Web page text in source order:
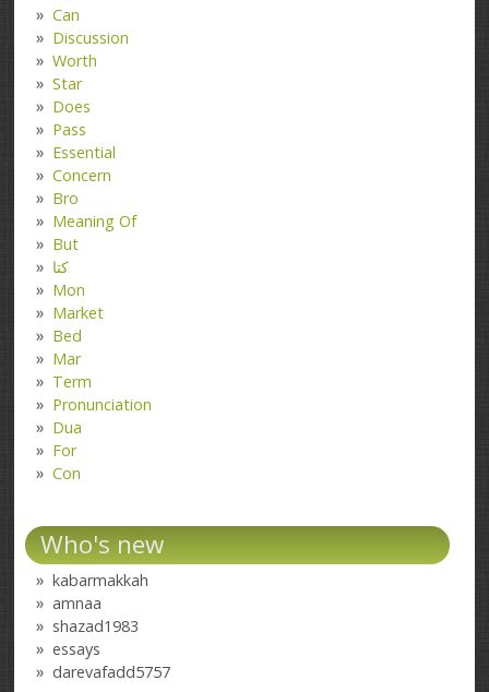
Can
Discussion
Worth
Star
Does
Pass
Essential
Concern
Bro
Meaning Of
But
کتا
Mon
Market
Bed
Mar
Term
Pronunciation
Dua
For
Con
Who's new
kabarmakkah
amnaa
shazad1983
essays
darevafadd5757